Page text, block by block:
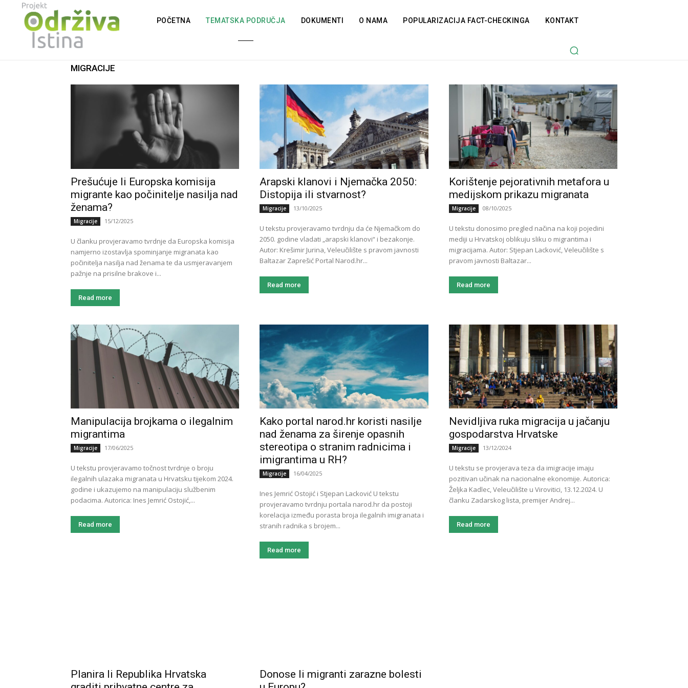
POČETNA TEMATSKA PODRUČJA DOKUMENTI O NAMA POPULARIZACIJA FACT-CHECKINGA KONTAKT
MIGRACIJE
Prešućuje li Europska komisija
migrante kao počinitelje nasilja nad
ženama?
Migracije 15/12/2025
U članku provjeravamo tvrdnje da Europska komisija
namjerno izostavlja spominjanje migranata kao
počinitelja nasilja nad ženama te da usmjeravanjem
pažnje na prisilne brakove i...
Read more
Arapski klanovi i Njemačka 2050:
Distopija ili stvarnost?
Migracije 13/10/2025
U tekstu provjeravamo tvrdnju da će Njemačkom do
2050. godine vladati „arapski klanovi“ i bezakonje.
Autor: Krešimir Jurina, Veleučilište s pravom javnosti
Baltazar Zaprešić Portal Narod.hr...
Read more
Korištenje pejorativnih metafora u
medijskom prikazu migranata
Migracije 08/10/2025
U tekstu donosimo pregled načina na koji pojedini
mediji u Hrvatskoj oblikuju sliku o migrantima i
migracijama. Autor: Stjepan Lacković, Veleučilište s
pravom javnosti Baltazar...
Read more
Manipulacija brojkama o ilegalnim
migrantima
Migracije 17/06/2025
U tekstu provjeravamo točnost tvrdnje o broju
ilegalnih ulazaka migranata u Hrvatsku tijekom 2024.
godine i ukazujemo na manipulaciju službenim
podacima. Autorica: Ines Jemrić Ostojić,...
Read more
Kako portal narod.hr koristi nasilje
nad ženama za širenje opasnih
stereotipa o stranim radnicima i
imigrantima u RH?
Migracije 16/04/2025
Ines Jemrić Ostojić i Stjepan Lacković U tekstu
provjeravamo tvrdnju portala narod.hr da postoji
korelacija između porasta broja ilegalnih imigranata i
stranih radnika s brojem...
Read more
Nevidljiva ruka migracija u jačanju
gospodarstva Hrvatske
Migracije 13/12/2024
U tekstu se provjerava teza da imigracije imaju
pozitivan učinak na nacionalne ekonomije. Autorica:
Željka Kadlec, Veleučilište u Virovitici, 13.12.2024. U
članku Zadarskog lista, premijer Andrej...
Read more
Planira li Republika Hrvatska
Donose li migranti zarazne bolesti